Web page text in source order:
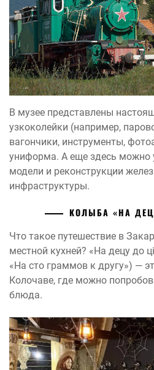
В музее представлены
узкоколейки (например,
вагончики, инструменты,
униформа. А еще здесь можно
модели и реконструкции
инфраструктуры.
КОЛЫБА «НА
Что такое путешествие в
местной кухней? «На децу до
«На сто граммов к другу») —
Колочаве, где можно
блюда.